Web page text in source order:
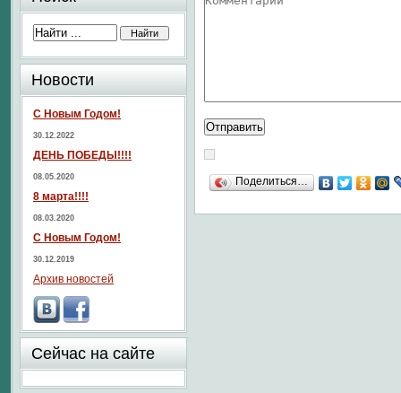
Поделиться…
Новости
С Новым Годом!
30.12.2022
ДЕНЬ ПОБЕДЫ!!!!
08.05.2020
8 марта!!!!
08.03.2020
С Новым Годом!
30.12.2019
Архив новостей
Сейчас на сайте